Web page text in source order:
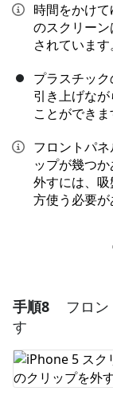
時間をかけ
のスクリー
されています。
プラスチッ
引き上げな
ことができま
フロントパ
ップが幾つ
外すには、
方使う必要が
コメントを
手順8
フロ
す